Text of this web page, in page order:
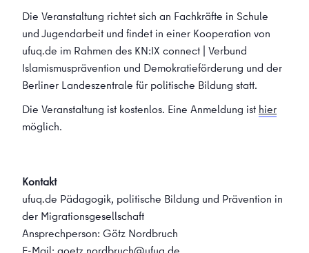
Die Veranstaltung richtet sich an Fachkräfte in Schule
und Jugendarbeit und findet in einer Kooperation von
ufuq.de im Rahmen des KN:IX connect | Verbund
Islamismusprävention und Demokratieförderung und der
Berliner Landeszentrale für politische Bildung statt.
Die Veranstaltung ist kostenlos. Eine Anmeldung ist hier
möglich.
Kontakt
ufuq.de Pädagogik, politische Bildung und Prävention in
der Migrationsgesellschaft
Ansprechperson: Götz Nordbruch